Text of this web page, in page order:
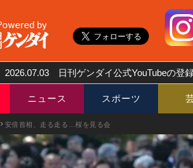
2026.07.03 日刊ゲンダイ公式YouTubeの登
ニュース スポーツ
安倍首相、走る走る…桜を見る会